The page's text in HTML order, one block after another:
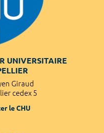
UNIVERSITAIRE
Giraud
cedex 5
le CHU